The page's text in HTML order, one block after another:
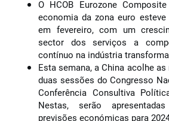
O HCOB Eurozone
economia da zona euro
em fevereiro, com um
sector dos serviços a
contínuo na indústria
Esta semana, a China acolhe
duas sessões do Congresso
Conferência Consultiva
Nestas, serão
previsões económicas para